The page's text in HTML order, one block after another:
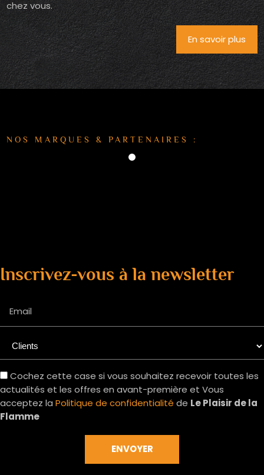
chez vous.
En savoir plus
NOS MARQUES & PARTENAIRES :
Inscrivez-vous à la newsletter
Email
Cochez cette case si vous souhaitez recevoir toutes les
actualités et les offres en avant-première et Vous
acceptez la Politique de confidentialité de Le Plaisir de la
Flamme